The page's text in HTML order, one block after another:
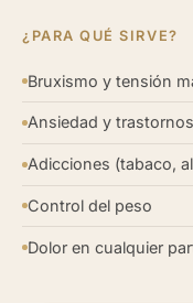
¿PARA QUÉ SIRVE?
Bruxismo y tensión
Ansiedad y
Adicciones (tabaco,
Control del peso
Dolor en cualquier